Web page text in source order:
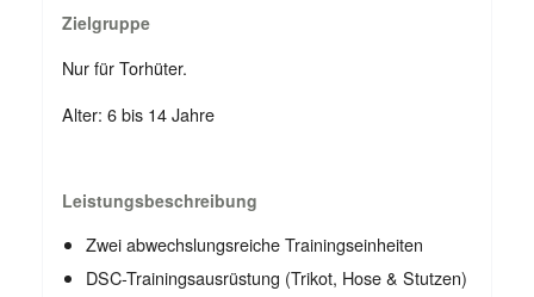
Zielgruppe
Nur für Torhüter.
Alter: 6 bis 14 Jahre
Leistungsbeschreibung
Zwei abwechslungsreiche Trainingseinheiten
DSC-Trainingsausrüstung (Trikot, Hose & Stutzen)